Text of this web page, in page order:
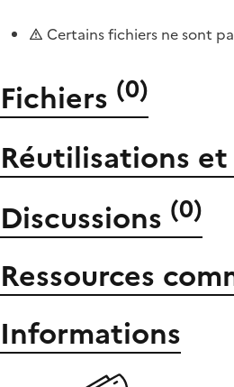
Certains fichiers ne sont
Fichiers (0)
Réutilisations et
Discussions (0)
Ressources
Informations